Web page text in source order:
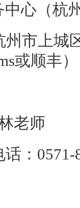
心（杭
市上城
或顺丰）
老师
：0571-